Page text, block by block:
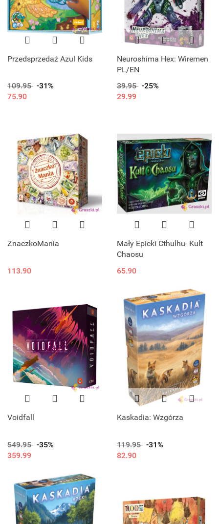
Przedsprzedaż Azul Kids
109.95 -31%
75.90
Neuroshima Hex: Wiremen
PL/EN
39.95 -25%
29.99
ZnaczkoMania
113.90
Mały Epicki Cthulhu- Kult
Chaosu
65.90
Voidfall
549.95 -35%
359.99
Kaskadia: Wzgórza
119.95 -31%
82.90